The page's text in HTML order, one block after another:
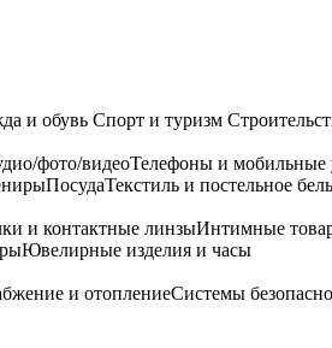
и обувь Спорт и туризм
фото/видеоТелефоны и мобильные
ПосудаТекстиль и постельное
и контактные линзыИнтимные
Ювелирные изделия и часы
и отоплениеСистемы